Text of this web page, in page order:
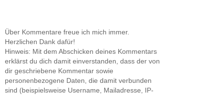
Über Kommentare freue ich mich immer.
Herzlichen Dank dafür!
Hinweis: Mit dem Abschicken deines Kommentars
erklärst du dich damit einverstanden, dass der von
dir geschriebene Kommentar sowie
personenbezogene Daten, die damit verbunden
sind (beispielsweise Username, Mailadresse, IP-